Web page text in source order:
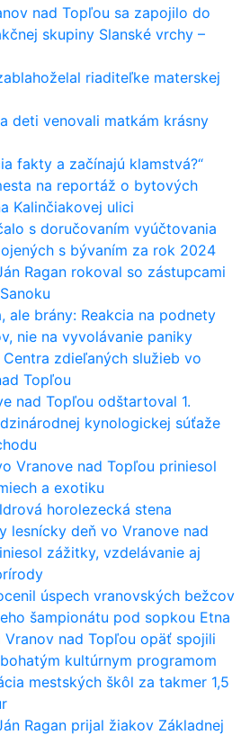
nad Topľou sa zapojilo do
skupiny Slanské vrchy –
riaditeľke materskej
deti venovali matkám krásny
fakty a začínajú klamstvá?“
na reportáž o bytových
Kalinčiakovej ulici
s doručovaním vyúčtovania
s bývaním za rok 2024
Ragan rokoval so zástupcami
ale brány: Reakcia na podnety
nie na vyvolávanie paniky
Centra zdieľaných služieb vo
Topľou
nad Topľou odštartoval 1.
kynologickej súťaže
Vranove nad Topľou priniesol
a exotiku
horolezecká stena
lesnícky deň vo Vranove nad
zážitky, vzdelávanie aj
úspech vranovských bežcov
šampionátu pod sopkou Etna
Vranov nad Topľou opäť spojili
kultúrnym programom
mestských škôl za takmer 1,5
Ragan prijal žiakov Základnej